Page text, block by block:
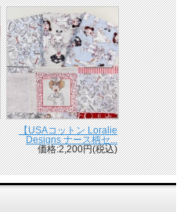
【USAコットン Loralie
Designs ナース柄セ...
価格:2,200円(税込)